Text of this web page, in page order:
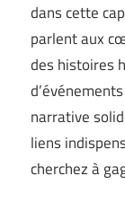
dans cette
parlent aux
des histoires
narrative
liens
cherchez à